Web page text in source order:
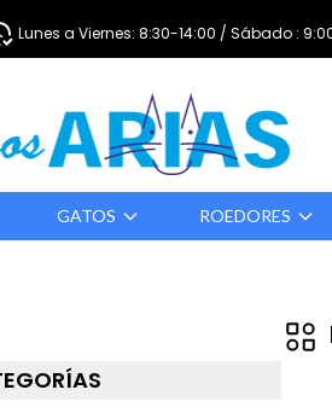
Lunes a Viernes: 8:30-14:00 / Sábado :
GATOS ROEDORES